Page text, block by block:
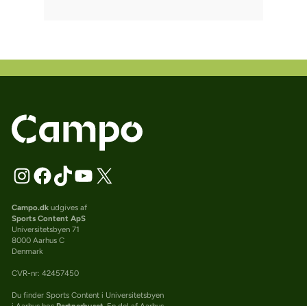
Campo.dkudgives af
Sports Content ApS
Universitetsbyen 71
8000 Aarhus C
Denmark
CVR-nr: 42457450
Du finder Sports Content i Universitetsbyen